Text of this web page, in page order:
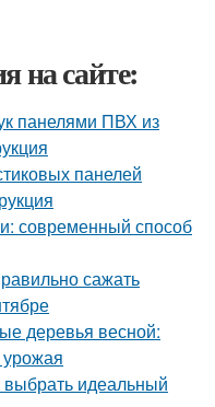
на сайте:
панелями ПВХ из
панелей
современный способ
сажать
деревья весной:
идеальный